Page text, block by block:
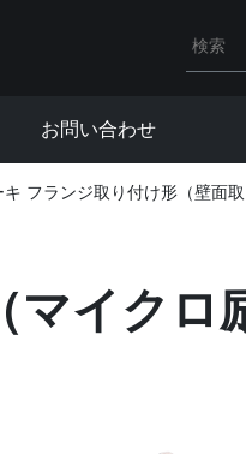
検索
お問い合わせ
フランジ取り付け形（壁面
マイクロ